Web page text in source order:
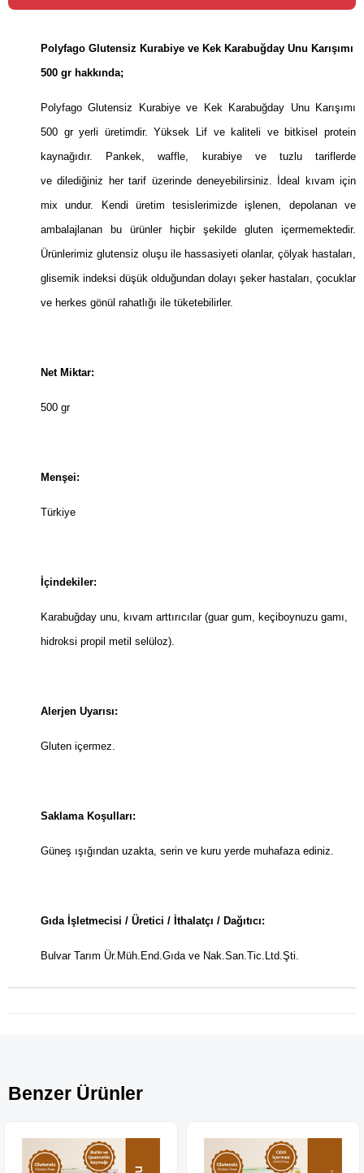
Polyfago Glutensiz Kurabiye ve Kek Karabuğday Unu Karışımı
500 gr hakkında;
Polyfago Glutensiz Kurabiye ve Kek Karabuğday Unu Karışımı
500 gr yerli üretimdir. Yüksek Lif ve kaliteli ve bitkisel protein
kaynağıdır. Pankek, waffle, kurabiye ve tuzlu tariflerde
ve dilediğiniz her tarif üzerinde deneyebilirsiniz. İdeal kıvam için
mix undur. Kendi üretim tesislerimizde işlenen, depolanan ve
ambalajlanan bu ürünler hiçbir şekilde gluten içermemektedir.
Ürünlerimiz glutensiz oluşu ile hassasiyeti olanlar, çölyak hastaları,
glisemik indeksi düşük olduğundan dolayı şeker hastaları, çocuklar
ve herkes gönül rahatlığı ile tüketebilirler.
Net Miktar:
500 gr
Menşei:
Türkiye
İçindekiler:
Karabuğday unu, kıvam arttırıcılar (guar gum, keçiboynuzu gamı,
hidroksi propil metil selüloz).
Alerjen Uyarısı:
Gluten içermez.
Saklama Koşulları:
Güneş ışığından uzakta, serin ve kuru yerde muhafaza ediniz.
Gıda İşletmecisi / Üretici / İthalatçı / Dağıtıcı:
Bulvar Tarım Ür.Müh.End.Gıda ve Nak.San.Tic.Ltd.Şti.
Benzer Ürünler